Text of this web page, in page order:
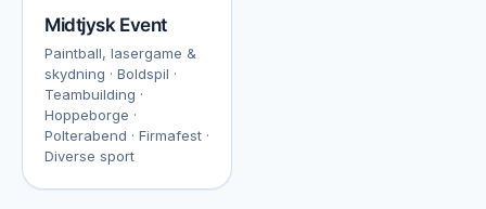
Midtjysk Event
Paintball, lasergame &
skydning · Boldspil ·
Teambuilding ·
Hoppeborge ·
Polterabend · Firmafest ·
Diverse sport